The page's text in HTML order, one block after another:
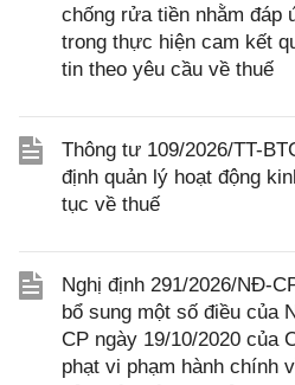
chống rửa tiền nhằm đáp
trong thực hiện cam kết
tin theo yêu cầu về thuế
Thông tư 109/2026/TT-
định quản lý hoạt động
tục về thuế
Nghị định 291/2026/NĐ-
bổ sung một số điều của
CP ngày 19/10/2020 của
phạt vi phạm hành chính